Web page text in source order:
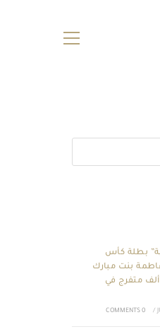
بطلة كأس
بنت مبارك
بحضور 5 ألف متفرج في
/
0 COMMENTS